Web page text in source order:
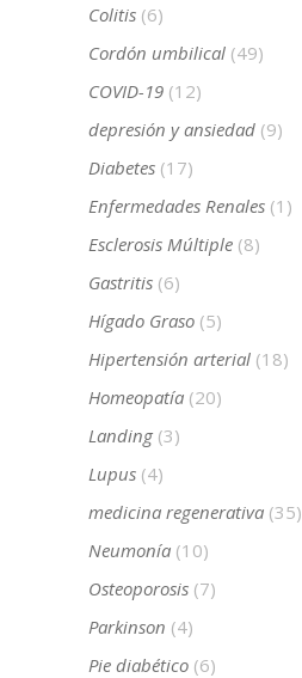
Colitis (6)
Cordón umbilical (49)
COVID-19 (12)
depresión y ansiedad (9)
Diabetes (17)
Enfermedades Renales (1)
Esclerosis Múltiple (8)
Gastritis (6)
Hígado Graso (5)
Hipertensión arterial (18)
Homeopatía (20)
Landing (3)
Lupus (4)
medicina regenerativa (35)
Neumonía (10)
Osteoporosis (7)
Parkinson (4)
Pie diabético (6)